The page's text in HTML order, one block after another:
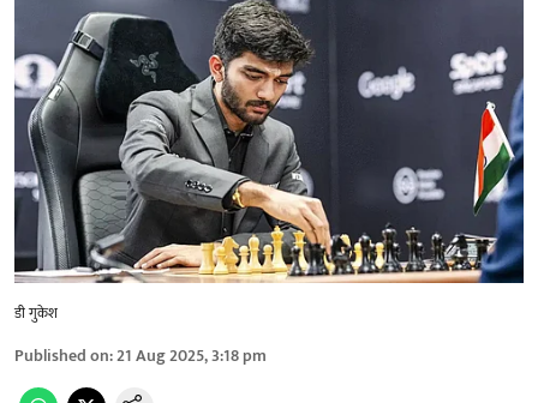
डी गुकेश
Published on:21 Aug 2025, 3:18 pm